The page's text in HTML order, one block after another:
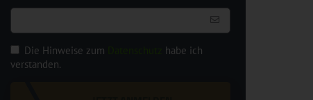
Die Hinweise zum
habe ich
verstanden.